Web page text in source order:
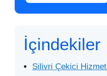
İçindekiler
Silivri Çekici